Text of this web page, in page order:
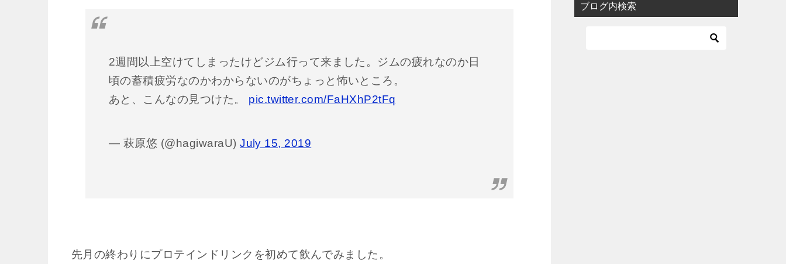
2週間以上空けてしまったけどジム行って来ました。ジムの疲れなのか日
頃の蓄積疲労なのかわからないのがちょっと怖いところ。
あと、こんなの見つけた。 pic.twitter.com/FaHXhP2tFq
— 萩原悠 (@hagiwaraU)July 15, 2019
先月の終わりにプロテインドリンクを初めて飲んでみました。
ブログ内検索